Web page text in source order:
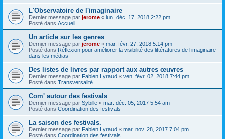
L'Observatoire de l'imaginaire
Dernier message par jerome « lun. déc. 17, 2018 2:22 pm
Posté dans Accueil
Un article sur les genres
Dernier message par jerome « mar. févr. 27, 2018 5:14 pm
Posté dans Réflexion pour améliorer la visibilité des littératures de l’imaginaire
dans les médias
Des listes de livres par rapport aux autres œuvres
Dernier message par Fabien Lyraud « ven. févr. 02, 2018 7:44 pm
Posté dans Transversalité
Com' autour des festivals
Dernier message par Sybille « mar. déc. 05, 2017 5:54 am
Posté dans Coordination des festivals
La saison des festivals.
Dernier message par Fabien Lyraud « mar. nov. 28, 2017 7:04 pm
Posté dans Coordination des festivals